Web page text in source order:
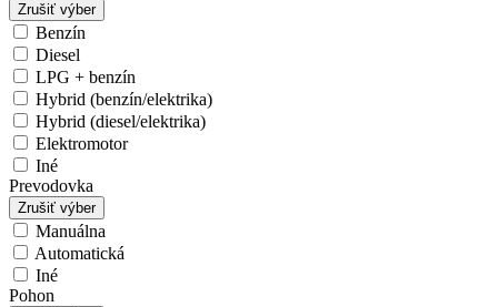
Zrušiť výber
Benzín
Diesel
LPG + benzín
Hybrid (benzín/elektrika)
Hybrid (diesel/elektrika)
Elektromotor
Iné
Prevodovka
Zrušiť výber
Manuálna
Automatická
Iné
Pohon